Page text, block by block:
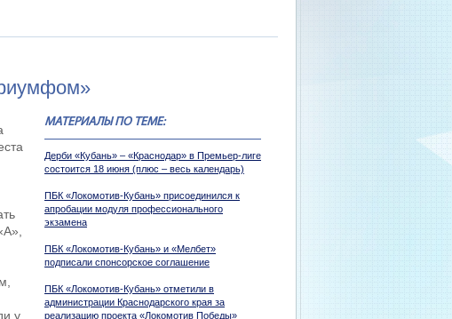
МАТЕРИАЛЫ ПО ТЕМЕ:
Дерби «Кубань» – «Краснодар» в Премьер-лиге
состоится 18 июня (плюс – весь календарь)
ПБК «Локомотив-Кубань» присоединился к
апробации модуля профессионального
экзамена
ПБК «Локомотив-Кубань» и «Мелбет»
подписали спонсорское соглашение
ПБК «Локомотив-Кубань» отметили в
администрации Краснодарского края за
реализацию проекта «Локомотив Победы»
у